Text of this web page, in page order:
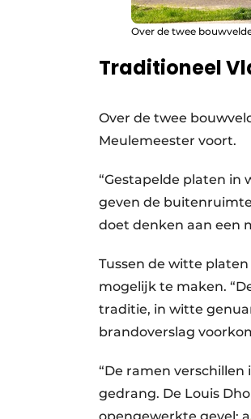
Over de twee
Traditioneel
Over de twee
Meulemeester voort.
“Gestapelde platen
geven de
doet denken aan een
Tussen de witte
mogelijk te maken.
traditie, in witte
brandoverslag
“De ramen
gedrang. De Louis